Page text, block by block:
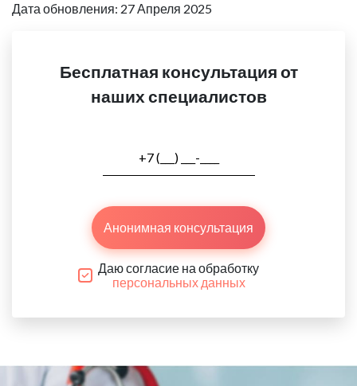
Дата обновления: 27 Апреля 2025
Бесплатная консультация от
наших специалистов
Анонимная консультация
Даю согласие на обработку
персональных данных